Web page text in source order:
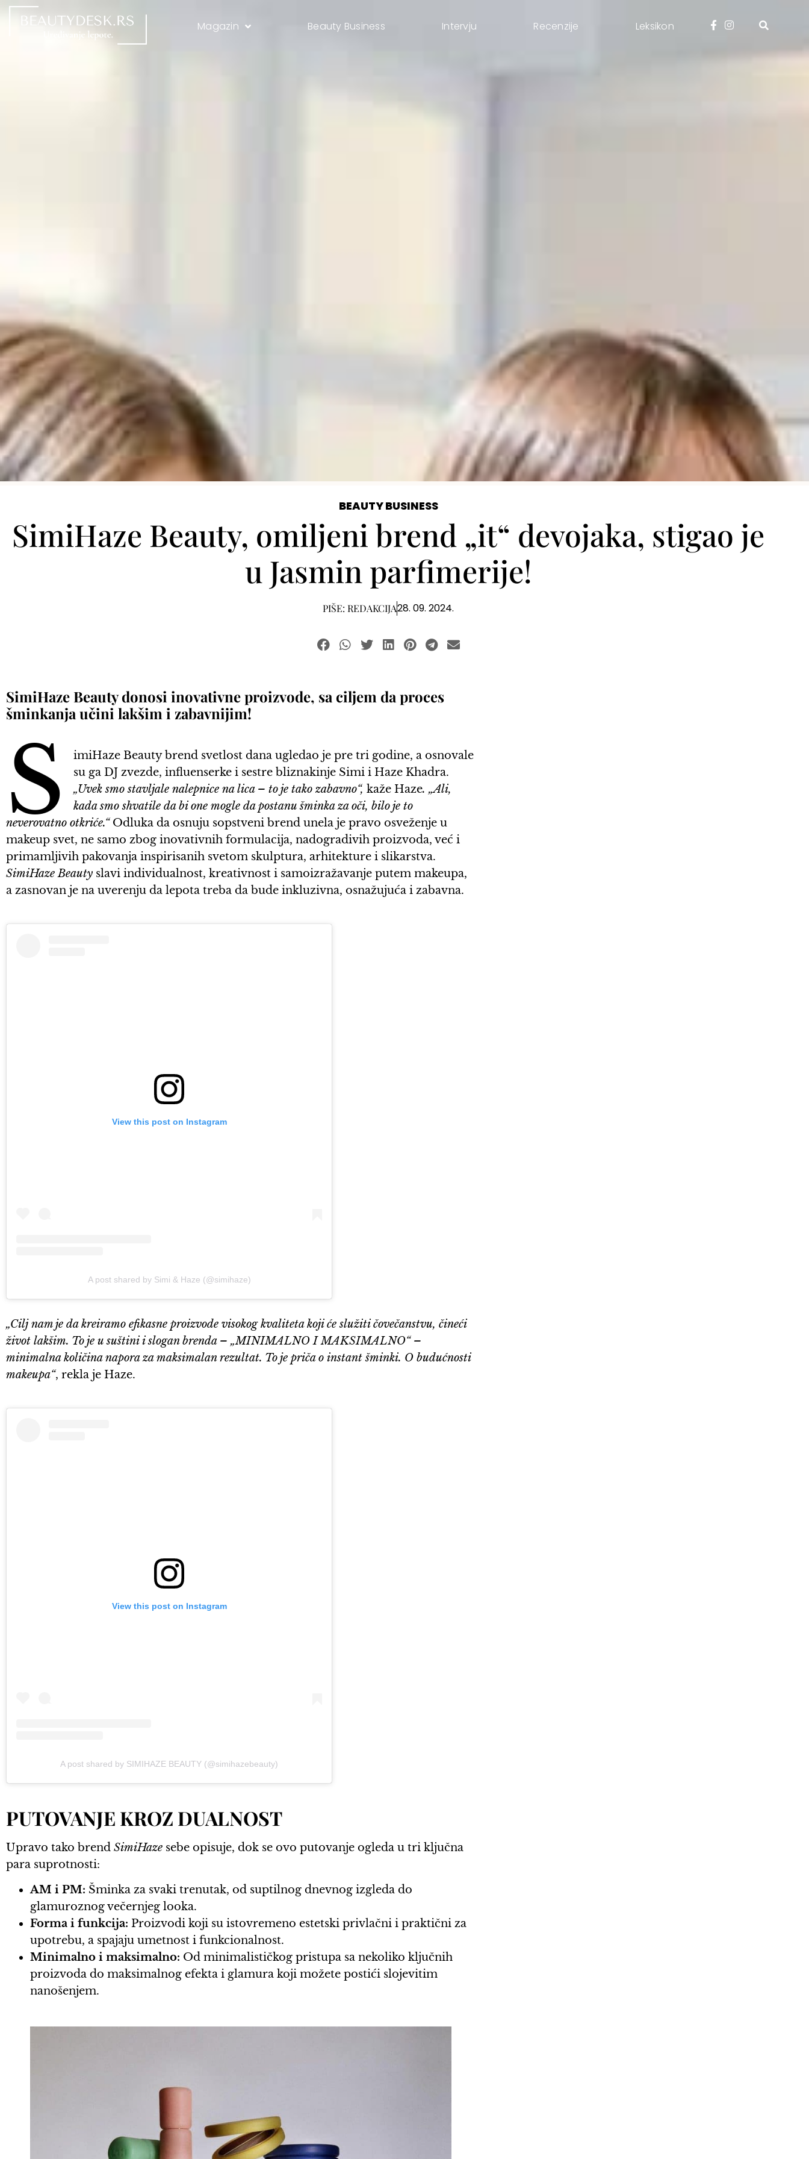
Magazin Beauty Business Intervju Recenzije Leksikon
BEAUTY BUSINESS
SimiHaze Beauty, omiljeni brend „it“ devojaka, stigao je
u Jasmin parfimerije!
PIŠE: REDAKCIJA28. 09. 2024.
SimiHaze Beauty donosi inovativne proizvode, sa ciljem da proces
šminkanja učini lakšim i zabavnijim!
S
imiHaze Beauty brend svetlost dana ugledao je pre tri godine, a osnovale
su ga DJ zvezde, influenserke i sestre bliznakinje Simi i Haze Khadra.
„Uvek smo stavljale nalepnice na lica – to je tako zabavno“,kaže Haze. „Ali,
kada smo shvatile da bi one mogle da postanu šminka za oči, bilo je to
neverovatno otkriće.“Odluka da osnuju sopstveni brend unela je pravo osveženje u
makeup svet, ne samo zbog inovativnih formulacija, nadogradivih proizvoda, već i
primamljivih pakovanja inspirisanih svetom skulptura, arhitekture i slikarstva.
SimiHaze Beauty slavi individualnost, kreativnost i samoizražavanje putem makeupa,
a zasnovan je na uverenju da lepota treba da bude inkluzivna, osnažujuća i zabavna.
View this post on Instagram
A post shared by Simi & Haze (@simihaze)
„Cilj nam je da kreiramo efikasne proizvode visokog kvaliteta koji će služiti čovečanstvu, čineći
život lakšim. To je u suštini i slogan brenda – „MINIMALNO I MAKSIMALNO“ –
minimalna količina napora za maksimalan rezultat. To je priča o instant šminki. O budućnosti
makeupa“, rekla je Haze.
View this post on Instagram
A post shared by SIMIHAZE BEAUTY (@simihazebeauty)
PUTOVANJE KROZ DUALNOST
Upravo tako brend SimiHaze sebe opisuje, dok se ovo putovanje ogleda u tri ključna
para suprotnosti:
AM i PM: Šminka za svaki trenutak, od suptilnog dnevnog izgleda do
glamuroznog večernjeg looka.
Forma i funkcija: Proizvodi koji su istovremeno estetski privlačni i praktični za
upotrebu, a spajaju umetnost i funkcionalnost.
Minimalno i maksimalno: Od minimalističkog pristupa sa nekoliko ključnih
proizvoda do maksimalnog efekta i glamura koji možete postići slojevitim
nanošenjem.